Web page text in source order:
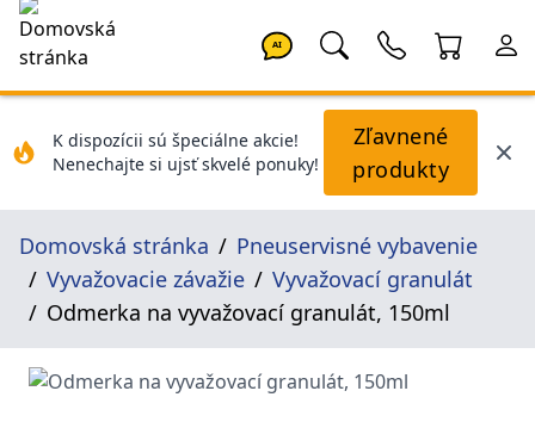
AI
K dispozícii sú špeciálne akcie!
Nenechajte si ujsť skvelé ponuky!
Zľavnené
produkty
Domovská stránka
Pneuservisné vybavenie
Vyvažovacie závažie
Vyvažovací granulát
Odmerka na vyvažovací granulát, 150ml